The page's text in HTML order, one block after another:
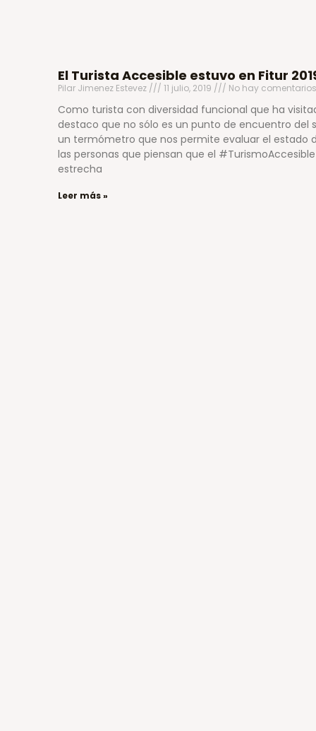
El Turista Accesible estuvo en Fitur
Pilar Jimenez Estevez 11 julio, 2019 No hay comentarios
Como turista con diversidad funcional que ha
destaco que no sólo es un punto de encuentro del
un termómetro que nos permite evaluar el estado
las personas que piensan que el
estrecha
Leer más »